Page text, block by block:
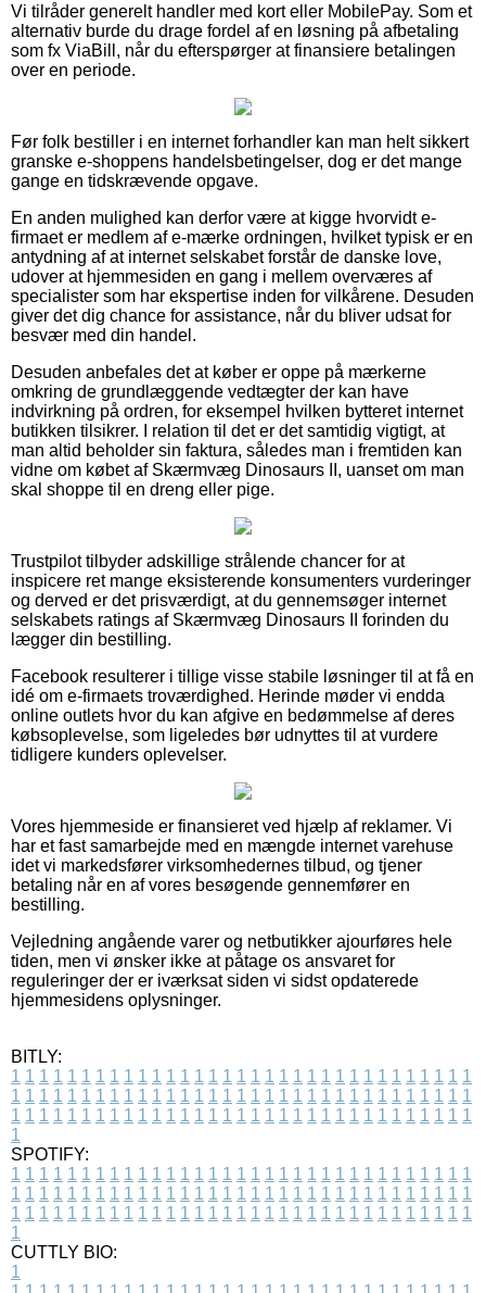
Vi tilråder generelt handler med kort eller MobilePay. Som et
alternativ burde du drage fordel af en løsning på afbetaling
som fx ViaBill, når du efterspørger at finansiere betalingen
over en periode.
Før folk bestiller i en internet forhandler kan man helt sikkert
granske e-shoppens handelsbetingelser, dog er det mange
gange en tidskrævende opgave.
En anden mulighed kan derfor være at kigge hvorvidt e-
firmaet er medlem af e-mærke ordningen, hvilket typisk er en
antydning af at internet selskabet forstår de danske love,
udover at hjemmesiden en gang i mellem overværes af
specialister som har ekspertise inden for vilkårene. Desuden
giver det dig chance for assistance, når du bliver udsat for
besvær med din handel.
Desuden anbefales det at køber er oppe på mærkerne
omkring de grundlæggende vedtægter der kan have
indvirkning på ordren, for eksempel hvilken bytteret internet
butikken tilsikrer. I relation til det er det samtidig vigtigt, at
man altid beholder sin faktura, således man i fremtiden kan
vidne om købet af Skærmvæg Dinosaurs II, uanset om man
skal shoppe til en dreng eller pige.
Trustpilot tilbyder adskillige strålende chancer for at
inspicere ret mange eksisterende konsumenters vurderinger
og derved er det prisværdigt, at du gennemsøger internet
selskabets ratings af Skærmvæg Dinosaurs II forinden du
lægger din bestilling.
Facebook resulterer i tillige visse stabile løsninger til at få en
idé om e-firmaets troværdighed. Herinde møder vi endda
online outlets hvor du kan afgive en bedømmelse af deres
købsoplevelse, som ligeledes bør udnyttes til at vurdere
tidligere kunders oplevelser.
Vores hjemmeside er finansieret ved hjælp af reklamer. Vi
har et fast samarbejde med en mængde internet varehuse
idet vi markedsfører virksomhedernes tilbud, og tjener
betaling når en af vores besøgende gennemfører en
bestilling.
Vejledning angående varer og netbutikker ajourføres hele
tiden, men vi ønsker ikke at påtage os ansvaret for
reguleringer der er iværksat siden vi sidst opdaterede
hjemmesidens oplysninger.
BITLY:
1 1 1 1 1 1 1 1 1 1 1 1 1 1 1 1 1 1 1 1 1 1 1 1 1 1 1 1 1 1 1 1 1
1 1 1 1 1 1 1 1 1 1 1 1 1 1 1 1 1 1 1 1 1 1 1 1 1 1 1 1 1 1 1 1 1
1 1 1 1 1 1 1 1 1 1 1 1 1 1 1 1 1 1 1 1 1 1 1 1 1 1 1 1 1 1 1 1 1
1
SPOTIFY:
1 1 1 1 1 1 1 1 1 1 1 1 1 1 1 1 1 1 1 1 1 1 1 1 1 1 1 1 1 1 1 1 1
1 1 1 1 1 1 1 1 1 1 1 1 1 1 1 1 1 1 1 1 1 1 1 1 1 1 1 1 1 1 1 1 1
1 1 1 1 1 1 1 1 1 1 1 1 1 1 1 1 1 1 1 1 1 1 1 1 1 1 1 1 1 1 1 1 1
1
CUTTLY BIO:
1